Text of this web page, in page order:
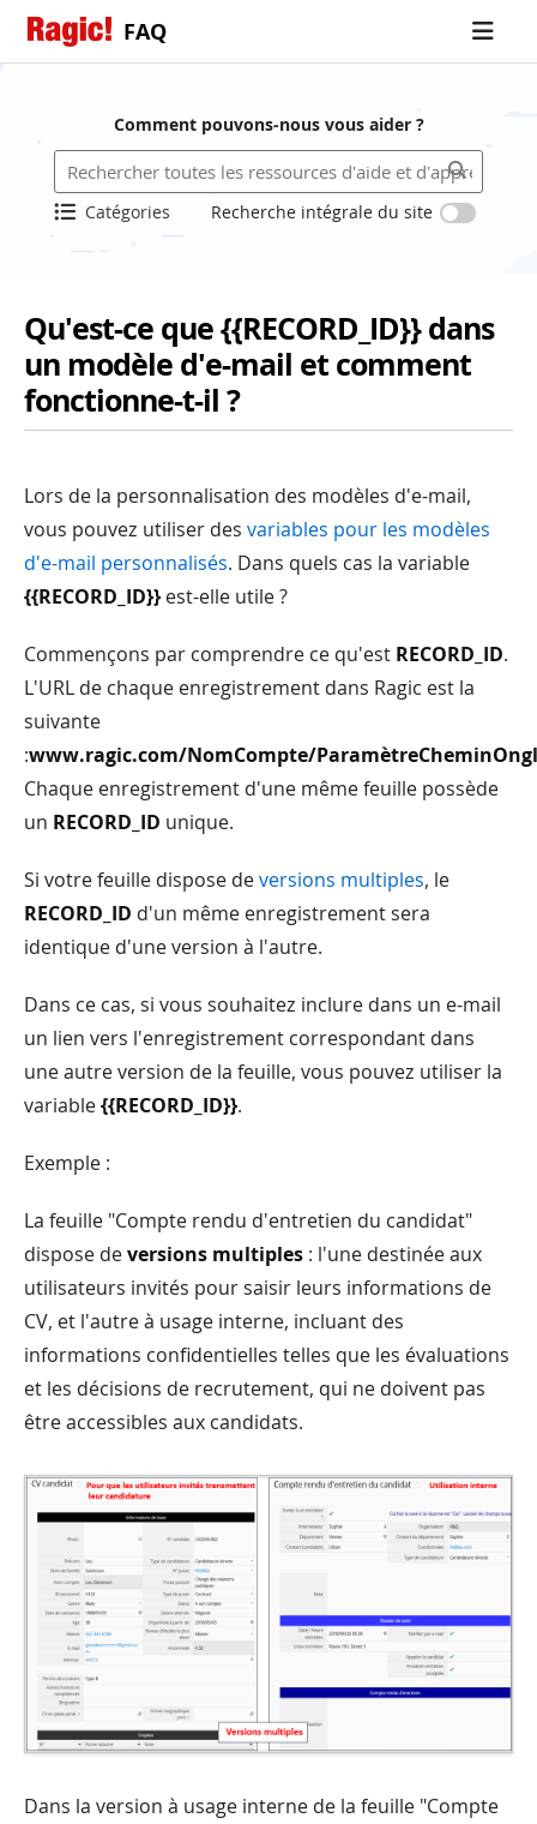
FAQ
Comment pouvons-nous vous aider ?
Catégories Recherche intégrale du site
Qu'est-ce que {{RECORD_ID}} dans
un modèle d'e-mail et comment
fonctionne-t-il ?
Lors de la personnalisation des modèles d'e-mail,
vous pouvez utiliser des variables pour les modèles
d'e-mail personnalisés. Dans quels cas la variable
{{RECORD_ID}} est-elle utile ?
Commençons par comprendre ce qu'est RECORD_ID.
L'URL de chaque enregistrement dans Ragic est la
suivante
:www.ragic.com/NomCompte/
Chaque enregistrement d'une même feuille possède
un RECORD_ID unique.
Si votre feuille dispose deversions multiples, le
RECORD_ID d'un même enregistrement sera
identique d'une version à l'autre.
Dans ce cas, si vous souhaitez inclure dans un e-mail
un lien vers l'enregistrement correspondant dans
une autre version de la feuille, vous pouvez utiliser la
variable{{RECORD_ID}}.
Exemple :
La feuille "Compte rendu d'entretien du candidat"
dispose deversions multiples : l'une destinée aux
utilisateurs invités pour saisir leurs informations de
CV, et l'autre à usage interne, incluant des
informations confidentielles telles que les évaluations
et les décisions de recrutement, qui ne doivent pas
être accessibles aux candidats.
Dans la version à usage interne de la feuille "Compte